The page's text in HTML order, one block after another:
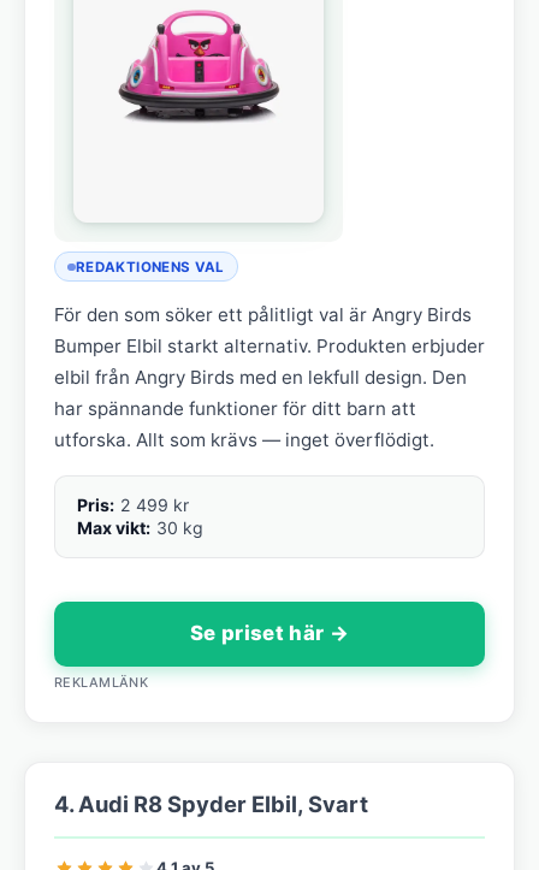
REDAKTIONENS VAL
För den som söker ett pålitligt val är Angry Birds
Bumper Elbil starkt alternativ. Produkten erbjuder
elbil från Angry Birds med en lekfull design. Den
har spännande funktioner för ditt barn att
utforska. Allt som krävs — inget överflödigt.
Pris: 2 499 kr
Max vikt: 30 kg
Se priset här →
REKLAMLÄNK
4. Audi R8 Spyder Elbil, Svart